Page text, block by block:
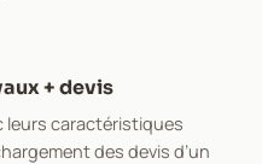
+ devis
leurs caractéristiques
des devis d’un